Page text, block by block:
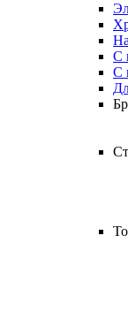
С
С